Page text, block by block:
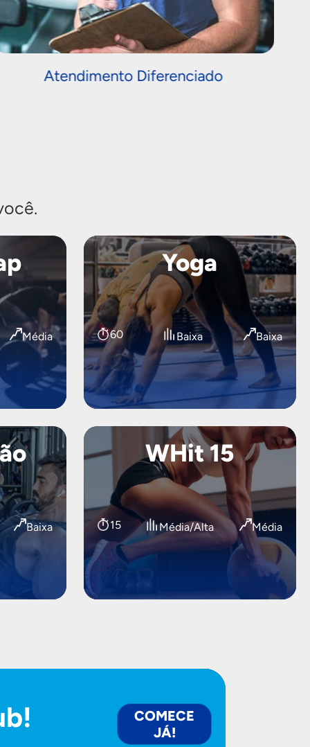
Atendimento Diferenciado
Média
Yoga
60 Baixa Baixa
Baixa
WHit 15
15 Média/Alta Média
COMECE
JÁ!